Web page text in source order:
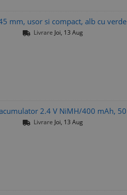
mm, usor si compact, alb cu verde
Livrare Joi, 13 Aug
2.4 V NiMH/400 mAh, 50
Livrare Joi, 13 Aug